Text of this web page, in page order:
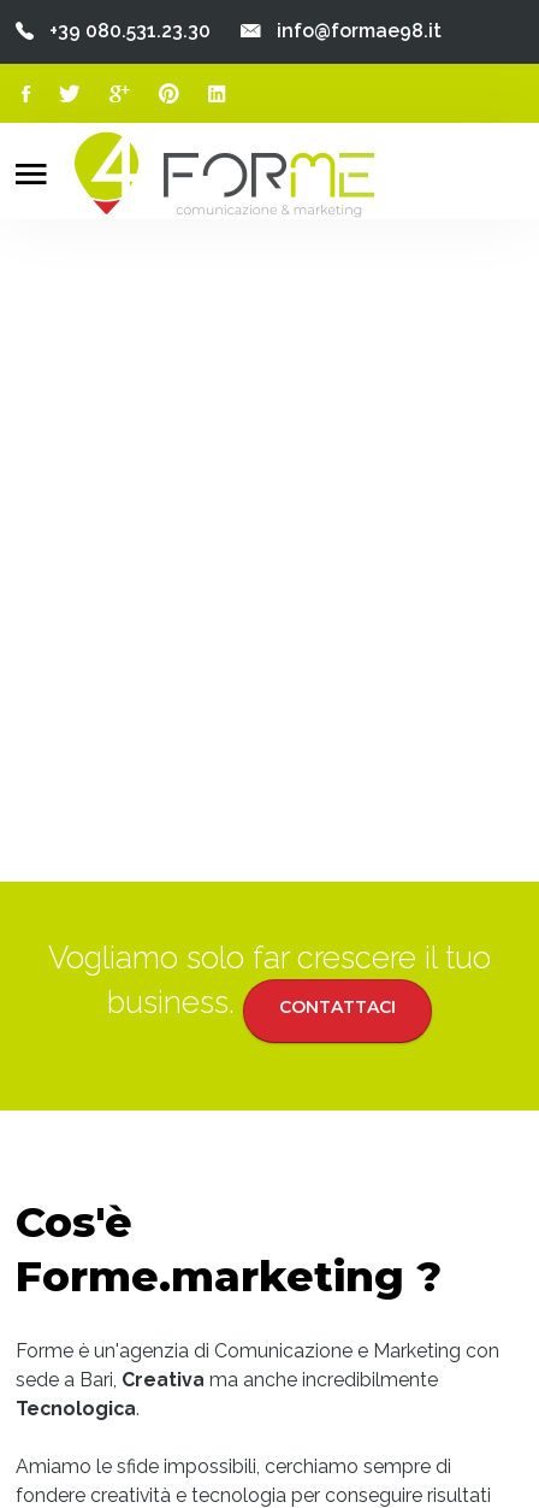
Chi Siamo
+39 080.531.23.30 info@formae98.it
Search
Vogliamo solo far crescere il tuo
business.
CONTATTACI
Cos'è
Forme.marketing ?
Forme è un'agenzia di Comunicazione e Marketing con
sede a Bari, Creativa ma anche incredibilmente
Tecnologica.
Amiamo le sfide impossibili, cerchiamo sempre di
fondere creatività e tecnologia per conseguire risultati